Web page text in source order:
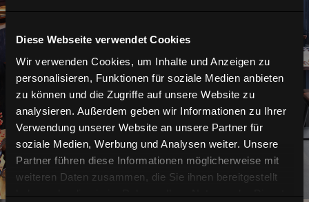
Diese Webseite verwendet Cookies
Wir verwenden Cookies, um Inhalte und Anzeigen zu
personalisieren, Funktionen für soziale Medien anbieten
zu können und die Zugriffe auf unsere Website zu
analysieren. Außerdem geben wir Informationen zu Ihrer
Verwendung unserer Website an unsere Partner für
soziale Medien, Werbung und Analysen weiter. Unsere
Partner führen diese Informationen möglicherweise mit
weiteren Daten zusammen, die Sie ihnen bereitgestellt
haben oder die sie im Rahmen Ihrer Nutzung der Dienste
Interior